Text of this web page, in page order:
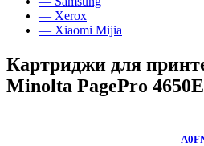
— Xerox
— Xiaomi Mijia
Картриджи для
Minolta PagePro